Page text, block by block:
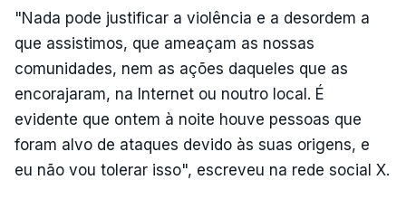
"Nada pode justificar a violência e a desordem a
que assistimos, que ameaçam as nossas
comunidades, nem as ações daqueles que as
encorajaram, na Internet ou noutro local. É
evidente que ontem à noite houve pessoas que
foram alvo de ataques devido às suas origens, e
eu não vou tolerar isso", escreveu na rede social X.